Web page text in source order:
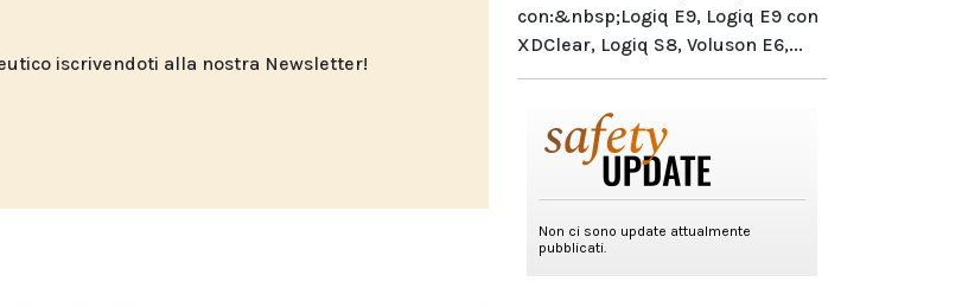
iscrivendoti alla nostra Newsletter!
con:&nbsp;Logiq E9, Logiq E9 con
XDClear, Logiq S8, Voluson E6,...